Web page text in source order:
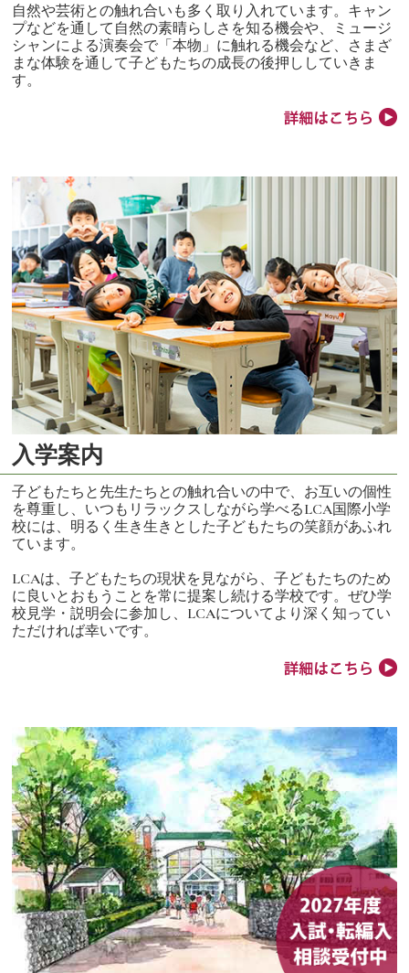
自然や芸術との触れ合いも多く取り入れています。キャン
プなどを通して自然の素晴らしさを知る機会や、ミュージ
シャンによる演奏会で「本物」に触れる機会など、さまざ
まな体験を通して子どもたちの成長の後押ししていきま
す。
入学案内
子どもたちと先生たちとの触れ合いの中で、お互いの個性
を尊重し、いつもリラックスしながら学べるLCA国際小学
校には、明るく生き生きとした子どもたちの笑顔があふれ
ています。
LCAは、子どもたちの現状を見ながら、子どもたちのため
に良いとおもうことを常に提案し続ける学校です。ぜひ学
校見学・説明会に参加し、LCAについてより深く知ってい
ただければ幸いです。